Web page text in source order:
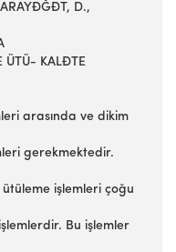
D.,
ÜTÜ- KALĐTE
arasında ve dikim
gerekmektedir.
ütüleme işlemleri çoğu
Bu işlemler